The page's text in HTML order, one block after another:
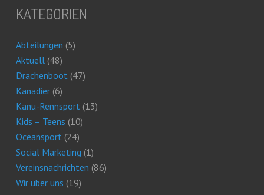
KATEGORIEN
Abteilungen (5)
Aktuell(48)
Drachenboot(47)
Kanadier(6)
Kanu-Rennsport(13)
Kids – Teens (10)
Oceansport(24)
Social Marketing (1)
Vereinsnachrichten (86)
Wir über uns (19)